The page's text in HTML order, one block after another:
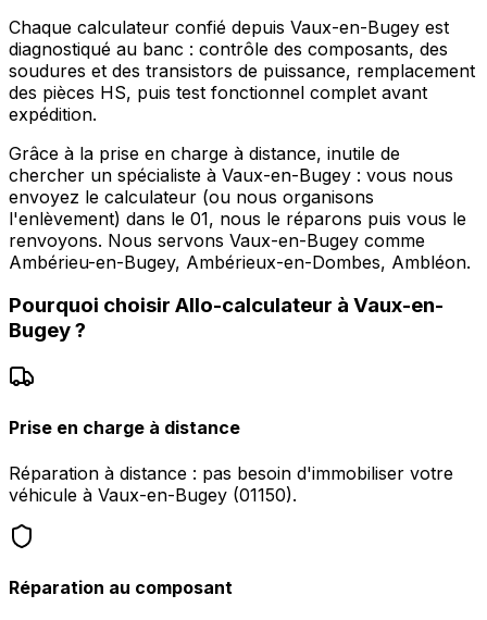
Chaque calculateur confié depuis Vaux-en-Bugey est
diagnostiqué au banc : contrôle des composants, des
soudures et des transistors de puissance, remplacement
des pièces HS, puis test fonctionnel complet avant
expédition.
Grâce à la prise en charge à distance, inutile de
chercher un spécialiste à Vaux-en-Bugey : vous nous
envoyez le calculateur (ou nous organisons
l'enlèvement) dans le 01, nous le réparons puis vous le
renvoyons. Nous servons Vaux-en-Bugey comme
Ambérieu-en-Bugey, Ambérieux-en-Dombes, Ambléon.
Pourquoi choisir Allo-calculateur à Vaux-en-
Bugey?
Prise en charge à distance
Réparation à distance : pas besoin d'immobiliser votre
véhicule à Vaux-en-Bugey (01150).
Réparation au composant